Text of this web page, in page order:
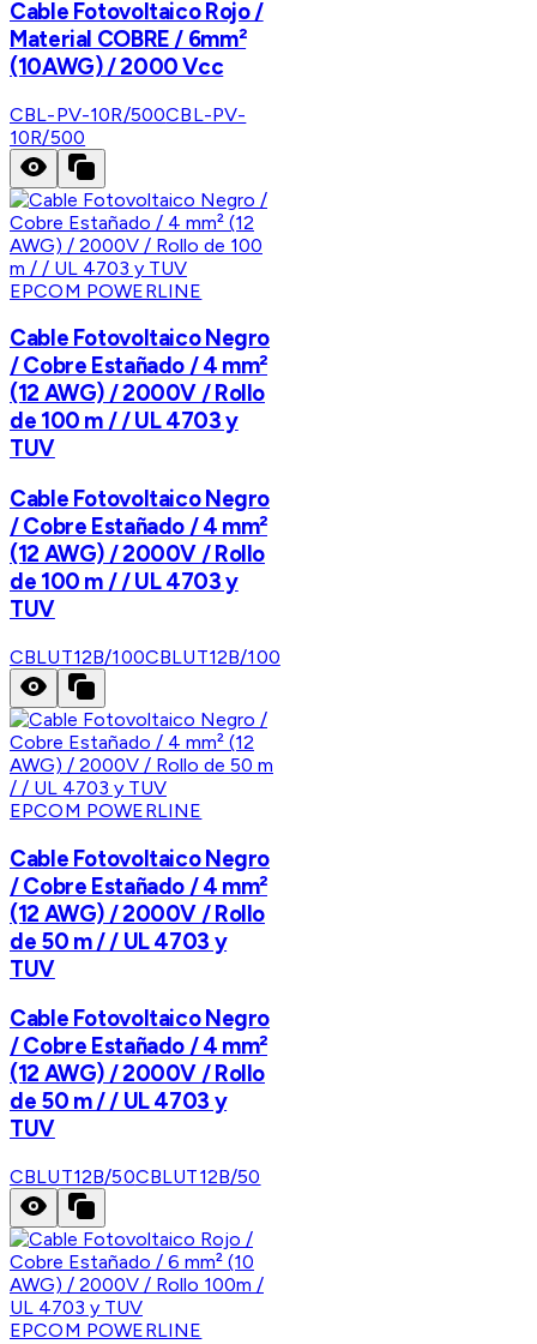
Cable Fotovoltaico Rojo /
Material COBRE / 6mm²
(10AWG) / 2000 Vcc
CBL-PV-10R/500CBL-PV-
10R/500
EPCOM POWERLINE
Cable Fotovoltaico Negro
/ Cobre Estañado / 4 mm²
(12 AWG) / 2000V / Rollo
de 100 m / / UL 4703 y
TUV
Cable Fotovoltaico Negro
/ Cobre Estañado / 4 mm²
(12 AWG) / 2000V / Rollo
de 100 m / / UL 4703 y
TUV
CBLUT12B/100CBLUT12B/100
EPCOM POWERLINE
Cable Fotovoltaico Negro
/ Cobre Estañado / 4 mm²
(12 AWG) / 2000V / Rollo
de 50 m / / UL 4703 y
TUV
Cable Fotovoltaico Negro
/ Cobre Estañado / 4 mm²
(12 AWG) / 2000V / Rollo
de 50 m / / UL 4703 y
TUV
CBLUT12B/50CBLUT12B/50
EPCOM POWERLINE